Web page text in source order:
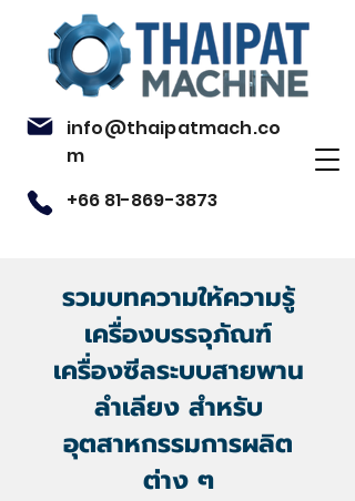
info@thaipatmach.co
m
+66 81-869-3873
รวมบทความให้ความรู้
เครื่องบรรจุภัณฑ์
เครื่องซีลระบบสายพาน
ลำเลียง สำหรับ
อุตสาหกรรมการผลิต
ต่าง ๆ